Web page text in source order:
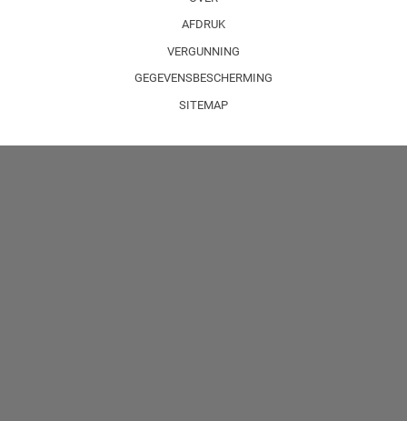
AFDRUK
VERGUNNING
GEGEVENSBESCHERMING
SITEMAP